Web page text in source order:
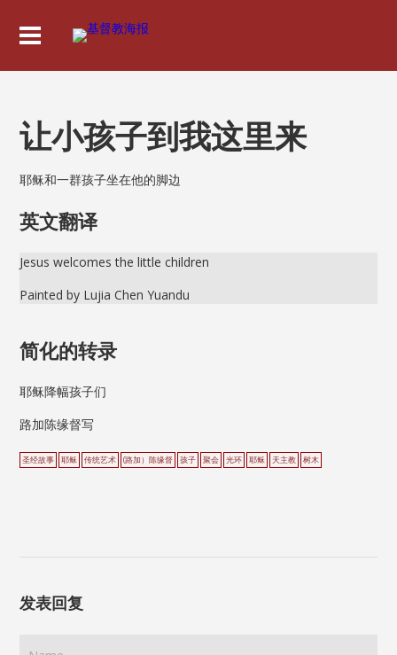
让小孩子到我这里来
耶稣和一群孩子坐在他的脚边
英文翻译
Jesus welcomes the little children
Painted by Lujia Chen Yuandu
简化的转录
耶稣降幅孩子们
路加陈缘督写
圣经故事 耶稣 传统艺术 (路加）陈缘督 孩子 聚会 光环 耶稣 天主教 树木
发表回复